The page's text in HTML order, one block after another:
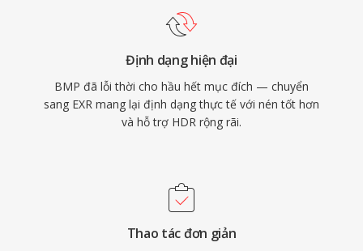
Định dạng hiện đại
BMP đã lỗi thời cho hầu hết mục đích — chuyển
sang EXR mang lại định dạng thực tế với nén tốt hơn
và hỗ trợ HDR rộng rãi.
Thao tác đơn giản